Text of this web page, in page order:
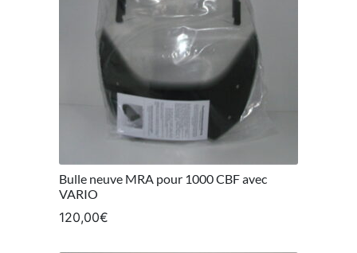
Bulle neuve MRA pour 1000 CBF avec
VARIO
120,00€